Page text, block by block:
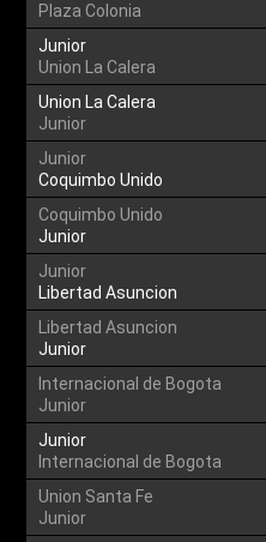
Plaza Colonia
Junior
Union La Calera
Union La Calera
Junior
Junior
Coquimbo Unido
Coquimbo Unido
Junior
Junior
Libertad Asuncion
Libertad Asuncion
Junior
Internacional de Bogota
Junior
Junior
Internacional de Bogota
Union Santa Fe
Junior